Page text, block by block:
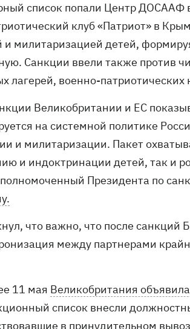
список попали Центр ДОСААФ
клуб «Патриот» в
и милитаризацией детей,
Санкции ввели также против
лагерей, военно-патриотических
Великобритании и ЕС
на системной политике
и милитаризации. Пакет
и индоктринации детей, так и
Президента по
что важно, что после
между партнерами
11 мая Великобритания
список внесли
в принудительном